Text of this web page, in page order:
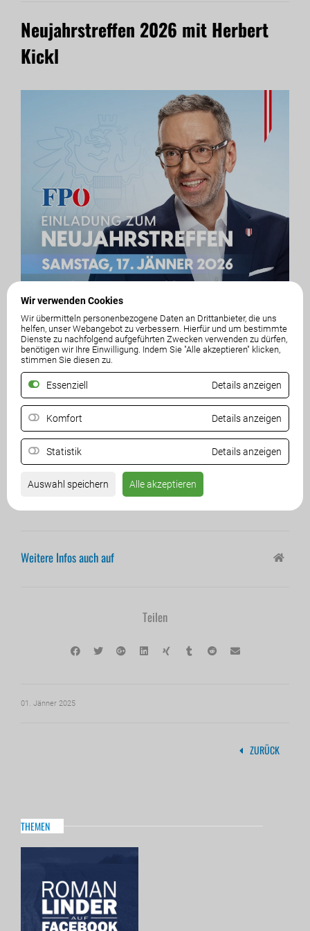
Wir verwenden Cookies
Wir übermitteln personenbezogene Daten an Drittanbieter, die uns
helfen, unser Webangebot zu verbessern. Hierfür und um bestimmte
Dienste zu nachfolgend aufgeführten Zwecken verwenden zu dürfen,
benötigen wir Ihre Einwilligung. Indem Sie "Alle akzeptieren" klicken,
stimmen Sie diesen zu.
Essenziell Details anzeigen
Komfort Details anzeigen
Statistik Details anzeigen
Auswahl speichern Alle akzeptieren
Neujahrstreffen 2026 mit Herbert
Kickl
D
as große FPÖ-Neujahrstreffen 2026 – Es ist wieder
so weit: Am Samstag, den 17. Jänner, ab 10 Uhr, in
gemeinsam ins neue Jahr. Kommt alle vorbei – wir freuen uns
auf Euch!
Aus organisatorischen Gründen bitte hier anmelden:
https://www.fpoe.at/neujahrstreffen-2026
Weitere Infos auch auf
Teilen
01. Jänner 2025
ZURÜCK
THEMEN